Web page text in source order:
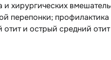
хирургических
перепонки;
и острый средний